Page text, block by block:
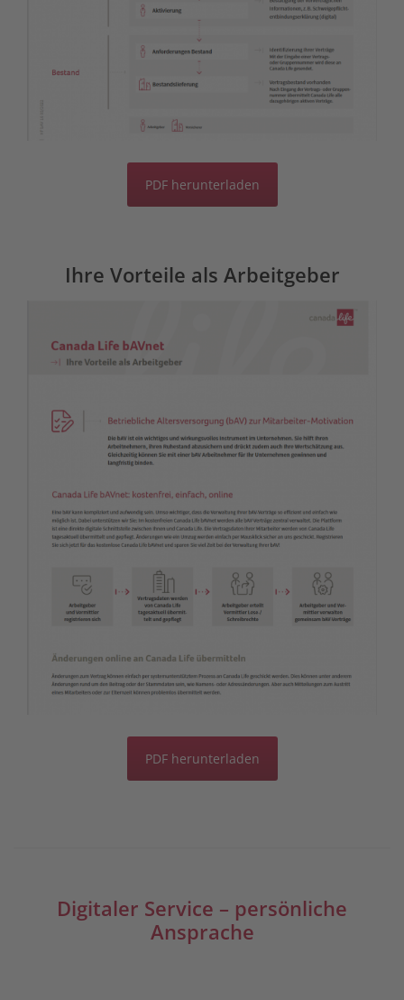
PDF herunterladen
Ihre Vorteile als Arbeitgeber
PDF herunterladen
Digitaler Service – persönliche
Ansprache